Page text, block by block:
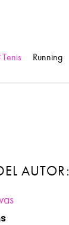
Tenis Running
AUTOR: